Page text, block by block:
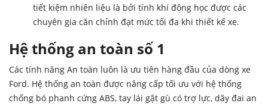
tiết kiệm nhiên liệu là bởi tính khí động học được các
chuyên gia căn chỉnh đạt mức tối đa khi thiết kế xe.
Hệ thống an toàn số 1
Các tính năng An toàn luôn là ưu tiên hàng đầu của dòng xe
Ford. Hệ thống an toàn được nâng cấp tối ưu với hệ thống
chống bó phanh cứng ABS, tay lái gật gù có trợ lực, dây đai an